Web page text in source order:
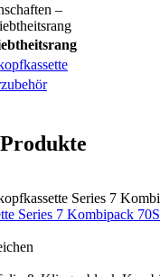
–
Series 7 Kombipack 70S